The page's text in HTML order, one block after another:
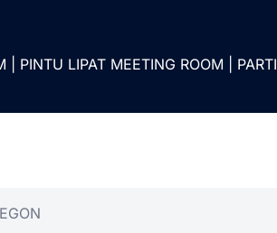
| PINTU LIPAT MEETING ROOM |